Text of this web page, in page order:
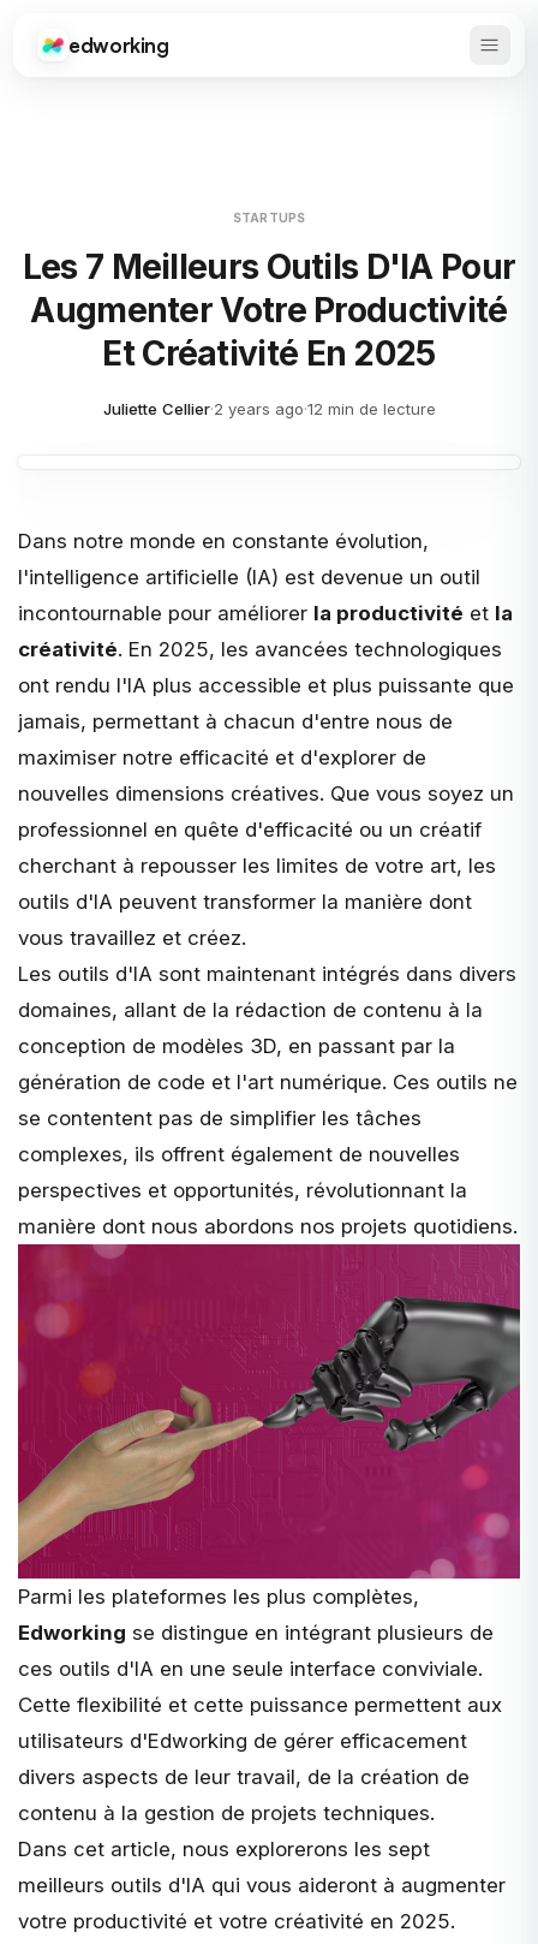
Edworking
edworking
STARTUPS
Les 7 Meilleurs Outils D'IA Pour
Augmenter Votre Productivité
Et Créativité En 2025
Juliette Cellier·2 years ago·12 min de lecture
Dans notre monde en constante évolution,
l'intelligence artificielle (IA) est devenue un outil
incontournable pour améliorer la productivité et la
créativité. En 2025, les avancées technologiques
ont rendu l'IA plus accessible et plus puissante que
jamais, permettant à chacun d'entre nous de
maximiser notre efficacité et d'explorer de
nouvelles dimensions créatives. Que vous soyez un
professionnel en quête d'efficacité ou un créatif
cherchant à repousser les limites de votre art, les
outils d'IA peuvent transformer la manière dont
vous travaillez et créez.
Les outils d'IA sont maintenant intégrés dans divers
domaines, allant de la rédaction de contenu à la
conception de modèles 3D, en passant par la
génération de code et l'art numérique. Ces outils ne
se contentent pas de simplifier les tâches
complexes, ils offrent également de nouvelles
perspectives et opportunités, révolutionnant la
manière dont nous abordons nos projets quotidiens.
Parmi les plateformes les plus complètes,
Edworking se distingue en intégrant plusieurs de
ces outils d'IA en une seule interface conviviale.
Cette flexibilité et cette puissance permettent aux
utilisateurs d'Edworking de gérer efficacement
divers aspects de leur travail, de la création de
contenu à la gestion de projets techniques.
Dans cet article, nous explorerons les sept
meilleurs outils d'IA qui vous aideront à augmenter
votre productivité et votre créativité en 2025.